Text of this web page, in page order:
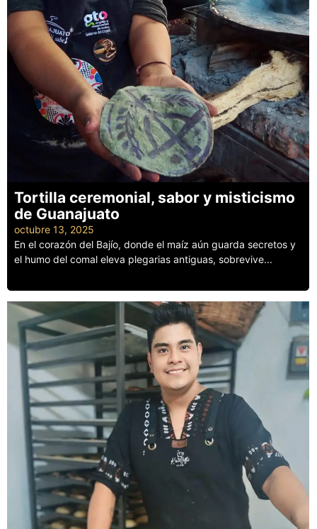
Tortilla ceremonial, sabor y misticismo
de Guanajuato
octubre 13, 2025
En el corazón del Bajío, donde el maíz aún guarda secretos y
el humo del comal eleva plegarias antiguas, sobrevive...